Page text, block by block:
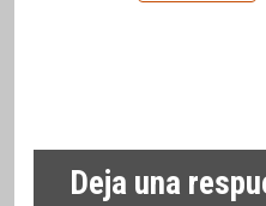
Deja una